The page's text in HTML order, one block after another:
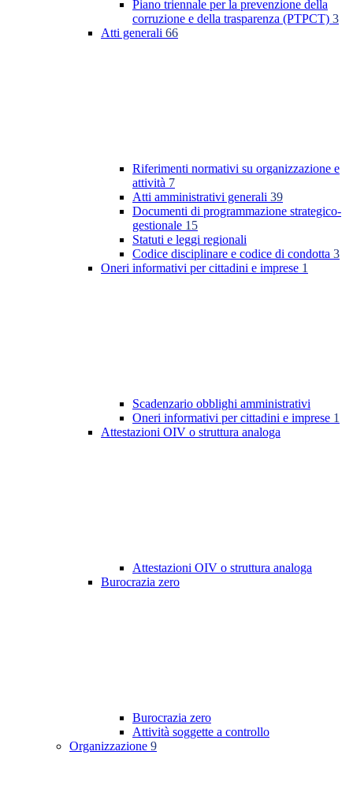
Piano triennale per la prevenzione della
corruzione e della trasparenza (PTPCT) 3
Atti generali 66
Riferimenti normativi su organizzazione e
attività 7
Atti amministrativi generali 39
Documenti di programmazione strategico-
gestionale 15
Statuti e leggi regionali
Codice disciplinare e codice di condotta 3
Oneri informativi per cittadini e imprese 1
Scadenzario obblighi amministrativi
Oneri informativi per cittadini e imprese 1
Attestazioni OIV o struttura analoga
Attestazioni OIV o struttura analoga
Burocrazia zero
Burocrazia zero
Attività soggette a controllo
Organizzazione 9